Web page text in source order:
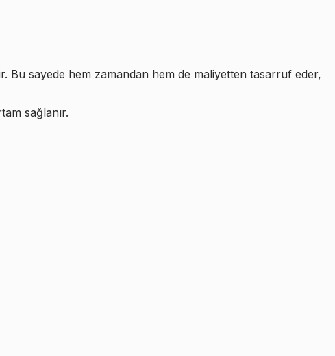
Bu sayede hem zamandan hem de maliyetten tasarruf eder,
sağlanır.